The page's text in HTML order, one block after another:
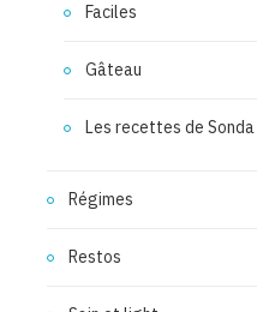
Faciles
Gâteau
Les recettes de Sonda
Régimes
Restos